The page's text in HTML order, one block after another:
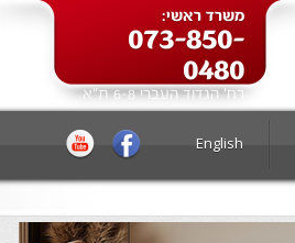
משרד ראשי:
073-850-
0480
רח' הגדוד העברי 6-8 ת"א
English